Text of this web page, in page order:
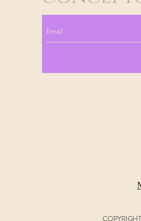
Para conocer nuestros